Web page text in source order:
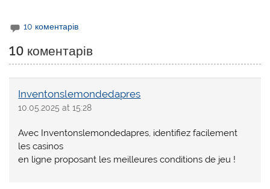
10 коментарів
10 коментарів
Inventonslemondedapres
10.05.2025 at 15:28
Avec Inventonslemondedapres, identifiez facilement
les casinos
en ligne proposant les meilleures conditions de jeu !